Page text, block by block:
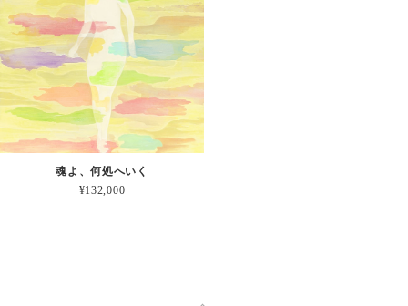
魂よ、何処へいく
¥132,000